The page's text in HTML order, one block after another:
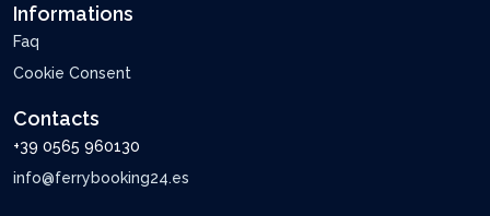
Informations
Faq
Cookie Consent
Contacts
+39 0565 960130
info@ferrybooking24.es